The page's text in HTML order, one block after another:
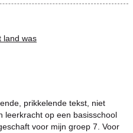
land was
prikkelende tekst, niet
leerkracht op een basisschool
voor mijn groep 7. Voor